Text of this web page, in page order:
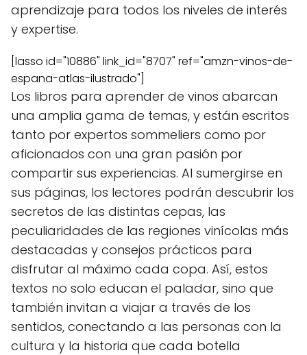
aprendizaje para todos los niveles de interés
y expertise.
[lasso id="10886" link_id="8707" ref="amzn-vinos-de-
espana-atlas-ilustrado"]
Los libros para aprender de vinos abarcan
una amplia gama de temas, y están escritos
tanto por expertos sommeliers como por
aficionados con una gran pasión por
compartir sus experiencias. Al sumergirse en
sus páginas, los lectores podrán descubrir los
secretos de las distintas cepas, las
peculiaridades de las regiones vinícolas más
destacadas y consejos prácticos para
disfrutar al máximo cada copa. Así, estos
textos no solo educan el paladar, sino que
también invitan a viajar a través de los
sentidos, conectando a las personas con la
cultura y la historia que cada botella